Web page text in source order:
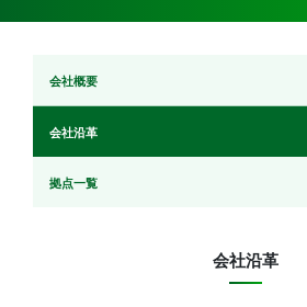
会社概要
会社沿革
拠点一覧
会社沿革